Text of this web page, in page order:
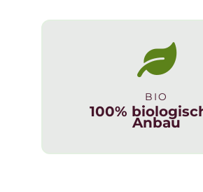
BIO
100%
Anbau